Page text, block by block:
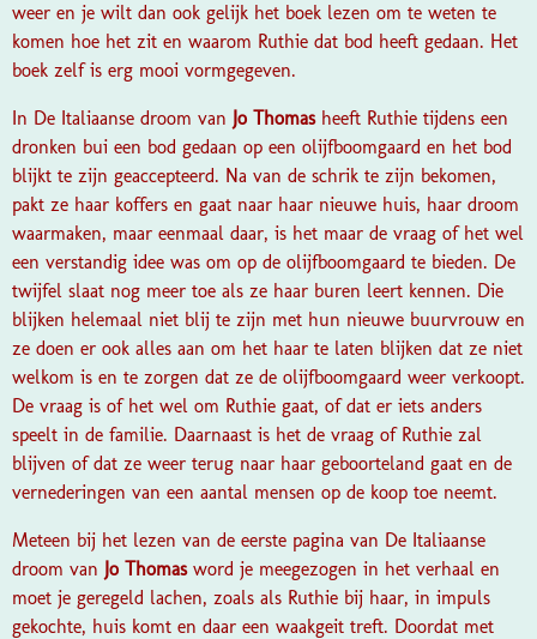
weer en je wilt dan ook gelijk het boek lezen om te weten te
komen hoe het zit en waarom Ruthie dat bod heeft gedaan. Het
boek zelf is erg mooi vormgegeven.
In De Italiaanse droom van Jo Thomas heeft Ruthie tijdens een
dronken bui een bod gedaan op een olijfboomgaard en het bod
blijkt te zijn geaccepteerd. Na van de schrik te zijn bekomen,
pakt ze haar koffers en gaat naar haar nieuwe huis, haar droom
waarmaken, maar eenmaal daar, is het maar de vraag of het wel
een verstandig idee was om op de olijfboomgaard te bieden. De
twijfel slaat nog meer toe als ze haar buren leert kennen. Die
blijken helemaal niet blij te zijn met hun nieuwe buurvrouw en
ze doen er ook alles aan om het haar te laten blijken dat ze niet
welkom is en te zorgen dat ze de olijfboomgaard weer verkoopt.
De vraag is of het wel om Ruthie gaat, of dat er iets anders
speelt in de familie. Daarnaast is het de vraag of Ruthie zal
blijven of dat ze weer terug naar haar geboorteland gaat en de
vernederingen van een aantal mensen op de koop toe neemt.
Meteen bij het lezen van de eerste pagina van De Italiaanse
droom van Jo Thomas word je meegezogen in het verhaal en
moet je geregeld lachen, zoals als Ruthie bij haar, in impuls
gekochte, huis komt en daar een waakgeit treft. Doordat met